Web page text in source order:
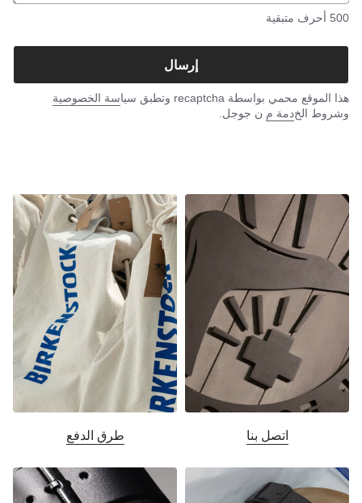
500 أحرف متبقية
إرسال
هذا الموقع محمي بواسطة recaptcha وتطبق سيا
سة الخصوصية
وشروط الخدمة م ن جوجل.
اتصل بنا طرق الدفع